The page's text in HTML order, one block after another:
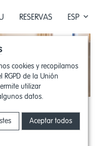
RESERVAS ESP keyboard_arrow_down
PT
cookies y recopilamos
de la Unión
utilizar
datos.
Aceptar todos